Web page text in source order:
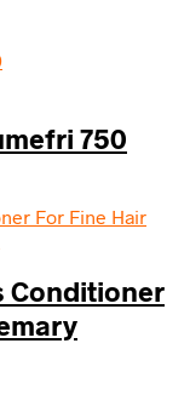
750
Conditioner